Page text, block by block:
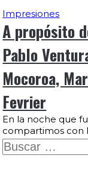
Impresiones
A propósito
Pablo
Mocoroa,
Fevrier
En la noche que
compartimos con
Buscar: